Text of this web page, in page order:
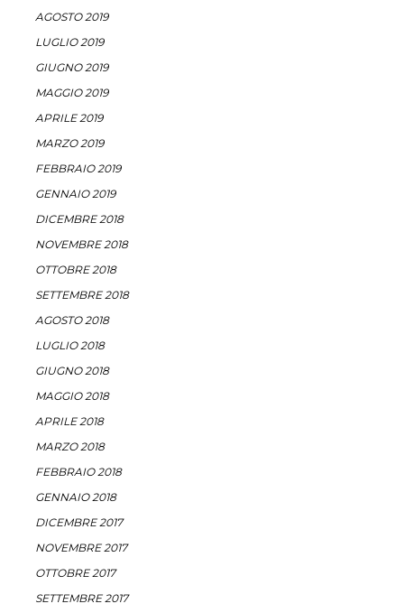
AGOSTO 2019
LUGLIO 2019
GIUGNO 2019
MAGGIO 2019
APRILE 2019
MARZO 2019
FEBBRAIO 2019
GENNAIO 2019
DICEMBRE 2018
NOVEMBRE 2018
OTTOBRE 2018
SETTEMBRE 2018
AGOSTO 2018
LUGLIO 2018
GIUGNO 2018
MAGGIO 2018
APRILE 2018
MARZO 2018
FEBBRAIO 2018
GENNAIO 2018
DICEMBRE 2017
NOVEMBRE 2017
OTTOBRE 2017
SETTEMBRE 2017